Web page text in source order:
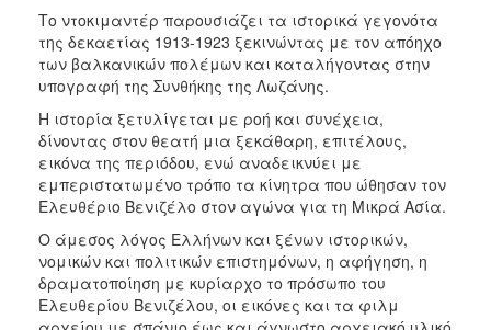
Το ντοκιμαντέρ παρουσιάζει τα ιστορικά γεγονότα
της δεκαετίας 1913-1923 ξεκινώντας με τον απόηχο
των βαλκανικών πολέμων και καταλήγοντας στην
υπογραφή της Συνθήκης της Λωζάνης.
Η ιστορία ξετυλίγεται με ροή και συνέχεια,
δίνοντας στον θεατή μια ξεκάθαρη, επιτέλους,
εικόνα της περιόδου, ενώ αναδεικνύει με
εμπεριστατωμένο τρόπο τα κίνητρα που ώθησαν τον
Ελευθέριο Βενιζέλο στον αγώνα για τη Μικρά Ασία.
Ο άμεσος λόγος Ελλήνων και ξένων ιστορικών,
νομικών και πολιτικών επιστημόνων, η αφήγηση, η
δραματοποίηση με κυρίαρχο το πρόσωπο του
Ελευθερίου Βενιζέλου, οι εικόνες και τα φιλμ